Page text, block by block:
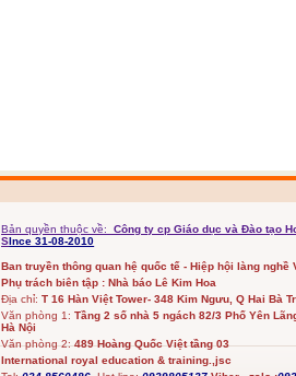
Bản quyền thuộc về:
Công ty cp Giáo dục và Đào tạo
SInce 31-08-2010
Ban truyền thông quan hệ quốc tế - Hiệp hội làng
Phụ trách biên tập : Nhà báo Lê Kim Hoa
Địa chỉ: T 16 Hàn Việt Tower- 348 Kim Ngưu, Q Hai Bà
Văn phòng 1:Tầng 2 số nhà 5 ngách 82/3 Phố Yên
Hà Nội
Văn phòng 2:489 Hoàng Quốc Việt tầng 03
International royal education & training.,jsc